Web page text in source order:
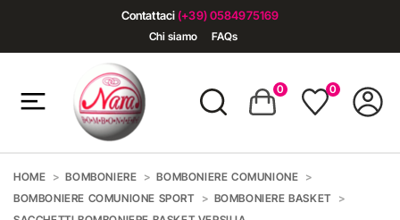
Contattaci (+39) 0584975169
Chi siamo FAQs
0 0
HOME BOMBONIERE
BOMBONIERE COMUNIONE
BOMBONIERE COMUNIONE SPORT
BOMBONIERE BASKET